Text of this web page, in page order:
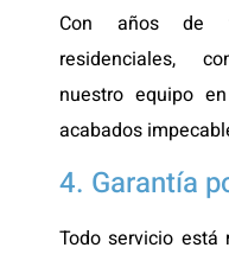
Con años de
residenciales,
nuestro equipo
acabados
4. Garantía
Todo servicio está